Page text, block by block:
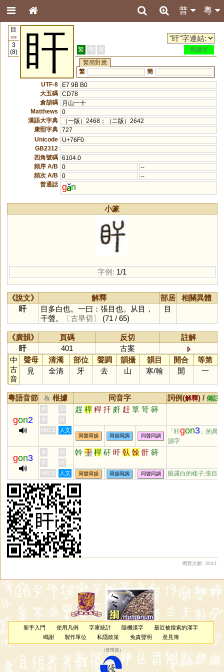
粵
普
目
109
3
(8)
盰 繁 簡 港
異讀字
繁簡對應
繁
簡
UTF-8
E7 9B B0
大五碼 CD78
倉頡碼
月山一十
Matthews
0
漢語大字典
（一版）2468；（二版）2642
康熙字典 727
Unicode
U+76F0
GB2312
四角號碼 6104.0
頻序 A/B
0
--
頻次 A/B
0
--
普通話 g n
小篆
字例: 1/1
《說文》 解釋 部居
相關異體
盰
目多白也。一曰：張目也。从目，
干聲。
〔古旱切〕 (71 / 65)
目
《廣韻》 頁碼 反切
註解
盰
401
古案
中
古
音
聲母 清濁 部位 聲調 韻攝 韻目 開合
等第
見
全清 牙 去 山 寒/翰 開 一
粵語音節 & 根據 同音字 詞例(解釋) / 備註
gon2
黃 周 趕 桿 稈 扞 皯 赶 筸 笴 簳
李
何
HKLS
人文
同聲同韻 同韻同調 同聲同調
「盰gon3 」的異
讀字
gon3
黃 周 幹 干 桿 矸 旰 倝 榦 骭 簳
李
何
HKLS
人文 同聲同韻 同韻同調 同聲同調 眼露白的樣子;張目
瀏覽次數: 3041
新手入門 使用凡例 字庫統計 隨機漢字
最近被搜索的漢字
鳴謝
製作單位 私隱政策 免責聲明 意見簿
（管理員 ）